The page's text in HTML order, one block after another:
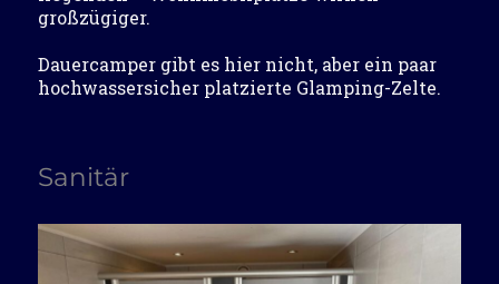
großzügiger.
Dauercamper gibt es hier nicht, aber ein paar
hochwassersicher platzierte Glamping-Zelte.
Sanitär